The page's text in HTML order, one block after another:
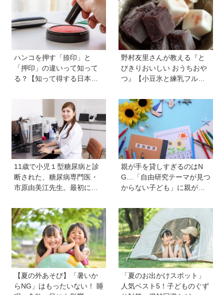
ハンコを押す「捺印」と
「押印」の違いって知って
る？【知って得する日本語
野村友里さんが教える『と
びきりおいしい おうちおや
つ』【小豆氷と練乳フルー
り！ 小学生でもお手伝いで
きる
11歳で小児１型糖尿病と診
断された、糖尿病専門医・
市原由美江先生。最初に感
が渇くことだった
親が手を貸しすぎるのはN
G…「自由研究テーマが見つ
からない子ども」に親がで
専門家・井上顕滋先生が解
説
【夏の外あそび】「暑いか
らNG」はもったいない！ 睡
「夏のお出かけスポット」
人気ベスト5！子どものぐず